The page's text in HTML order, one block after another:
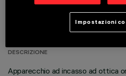
DATI TECNICI
DESCRIZIONE
Apparecchio ad incasso ad ottica
Impostazioni